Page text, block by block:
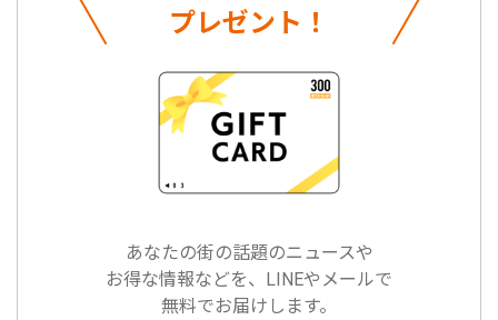
プレゼント！
あなたの街の話題のニュースや
お得な情報などを、LINEやメールで
無料でお届けします。